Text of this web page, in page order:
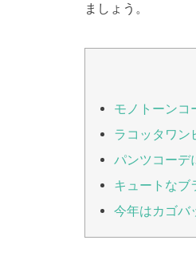
ましょう。
モノトーンコ
ラコッタワン
パンツコーデ
キュートな
今年はカゴ